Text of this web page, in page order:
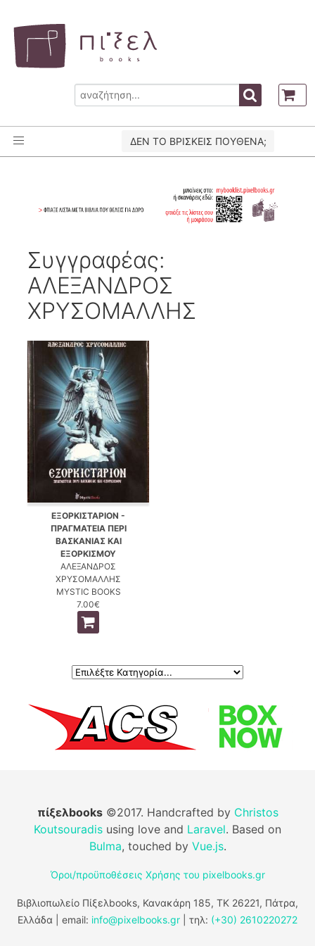
ΔΕΝ ΤΟ ΒΡΙΣΚΕΙΣ ΠΟΥΘΕΝΑ;
Συγγραφέας:
ΑΛΕΞΑΝΔΡΟΣ
ΧΡΥΣΟΜΑΛΛΗΣ
ΕΞΟΡΚΙΣΤΑΡΙΟΝ -
ΠΡΑΓΜΑΤΕΙΑ ΠΕΡΙ
ΒΑΣΚΑΝΙΑΣ ΚΑΙ
ΕΞΟΡΚΙΣΜΟΥ
ΑΛΕΞΑΝΔΡΟΣ
ΧΡΥΣΟΜΑΛΛΗΣ
MYSTIC BOOKS
7.00€
πίξελbooks©2017. Handcrafted by Christos
Koutsouradis using love and Laravel. Based on
Bulma, touched by Vue.js.
Όροι/προϋποθέσεις Χρήσης του pixelbooks.gr
Βιβλιοπωλείο Πίξελbooks, Κανακάρη 185, ΤΚ 26221, Πάτρα,
Ελλάδα | email: info@pixelbooks.gr | τηλ: (+30) 2610220272